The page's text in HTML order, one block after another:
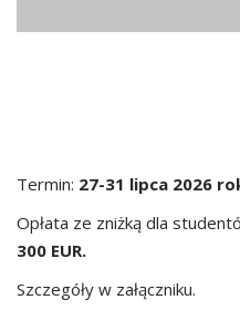
Termin: 27-31 lipca 2026
Opłata ze zniżką dla
300 EUR.
Szczegóły w załączniku.